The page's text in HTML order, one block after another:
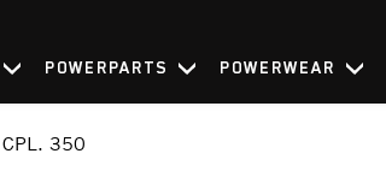
POWERPARTS POWERWEAR
350